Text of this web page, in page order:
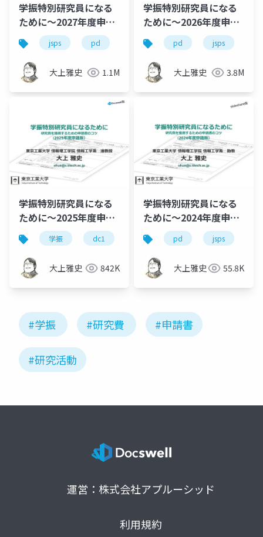
学振特別研究員になる
ために～2027年度申請
版
jsps pd dc1 dc2
大上雅史 1.1M
学振特別研究員になる
ために～2026年度申請
版
pd jsps
大上雅史 3.8M
学振特別研究員になる
ために～2025年度申請
版
学振 dc1 dc2 jsps pd
大上雅史 842K
学振特別研究員になる
ために～2024年度申請
版
pd jsps
大上雅史 55.8K
#学振 #研究費 #申請書
#研究活動
運営：株式会社アプルーシッド
利用規約